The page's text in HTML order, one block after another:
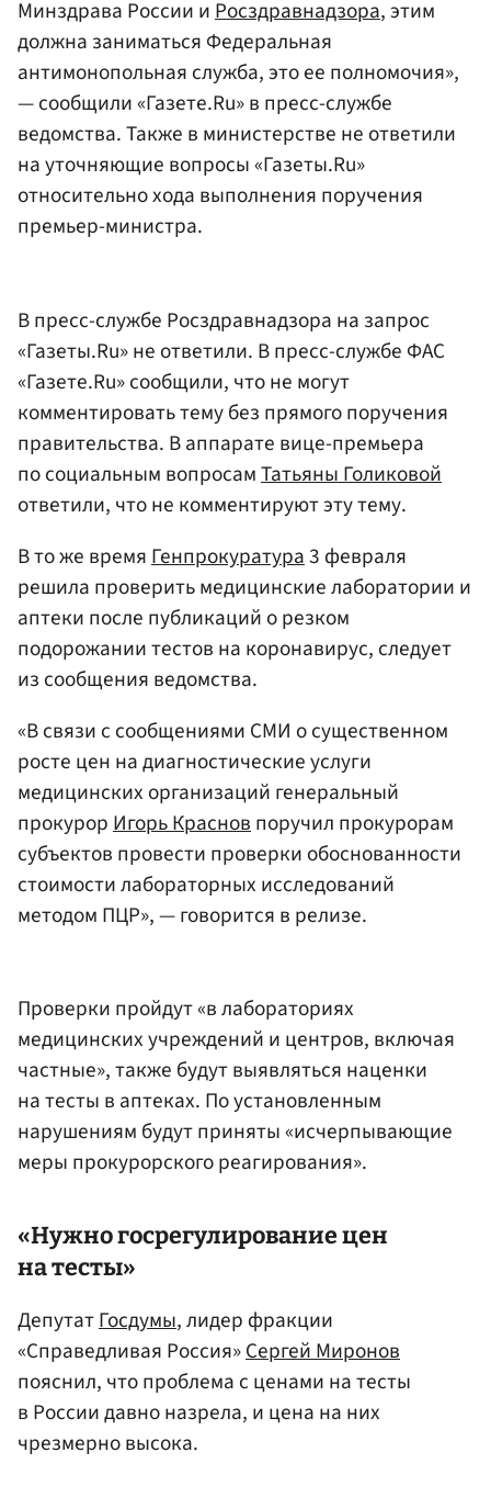
Минздрава России иРосздравнадзора, этим
должна заниматься Федеральная
антимонопольная служба, это ее полномочия»,
— сообщили «Газете.Ru» в пресс-службе
ведомства. Также в министерстве не ответили
на уточняющие вопросы «Газеты.Ru»
относительно хода выполнения поручения
премьер-министра.
В пресс-службе Росздравнадзора на запрос
«Газеты.Ru» не ответили. В пресс-службе ФАС
«Газете.Ru» сообщили, что не могут
комментировать тему без прямого поручения
правительства. В аппарате вице-премьера
по социальным вопросамТатьяны Голиковой
ответили, что не комментируют эту тему.
В то же времяГенпрокуратура3 февраля
решила проверить медицинские лаборатории и
аптеки после публикаций о резком
подорожании тестов на коронавирус, следует
из сообщения ведомства.
«В связи с сообщениями СМИ о существенном
росте цен на диагностические услуги
медицинских организаций генеральный
прокурорИгорь Красновпоручил прокурорам
субъектов провести проверки обоснованности
стоимости лабораторных исследований
методом ПЦР», — говорится в релизе.
Проверки пройдут «в лабораториях
медицинских учреждений и центров, включая
частные», также будут выявляться наценки
на тесты в аптеках. По установленным
нарушениям будут приняты «исчерпывающие
меры прокурорского реагирования».
«Нужно госрегулирование цен
на тесты»
ДепутатГосдумы, лидер фракции
«Справедливая Россия»Сергей Миронов
пояснил, что проблема с ценами на тесты
в России давно назрела, и цена на них
чрезмерно высока.